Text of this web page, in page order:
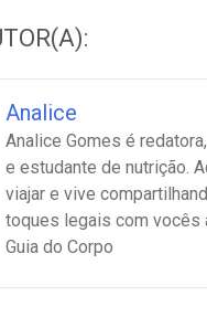
Analice
Analice Gomes é
e estudante de nutrição.
viajar e vive
toques legais com vocês
Guia do Corpo